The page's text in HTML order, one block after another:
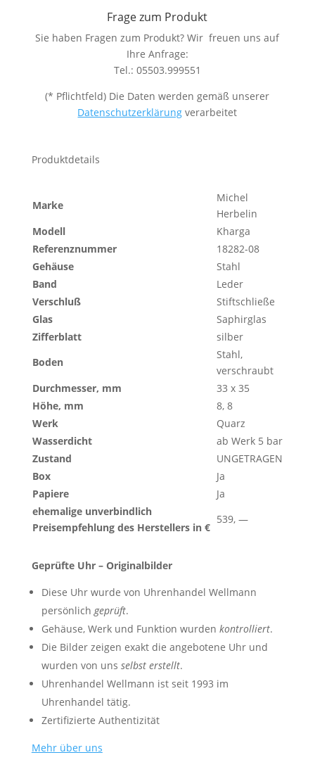
Frage zum Produkt
Sie haben Fragen zum Produkt? Wir freuen uns auf
Ihre Anfrage:
Tel.: 05503.999551
(* Pflichtfeld) Die Daten werden gemäß unserer
Datenschutzerklärung verarbeitet
Produktdetails
Marke
Michel
Herbelin
Modell
Kharga
Referenznummer
18282-08
Gehäuse
Stahl
Band
Leder
Verschluß
Stiftschließe
Glas
Saphirglas
Zifferblatt
silber
Boden
Stahl,
verschraubt
Durchmesser, mm
33 x 35
Höhe, mm
8, 8
Werk
Quarz
Wasserdicht
ab Werk 5 bar
Zustand
UNGETRAGEN
Box
Ja
Papiere
Ja
ehemalige unverbindlich
Preisempfehlung des Herstellers in €
539, —
Geprüfte Uhr – Originalbilder
Diese Uhr wurde von Uhrenhandel Wellmann
persönlichgeprüft.
Gehäuse, Werk und Funktion wurden kontrolliert.
Die Bilder zeigen exakt die angebotene Uhr und
wurden von uns selbst erstellt.
Uhrenhandel Wellmann ist seit 1993 im
Uhrenhandel tätig.
Zertifizierte Authentizität
Mehr über uns